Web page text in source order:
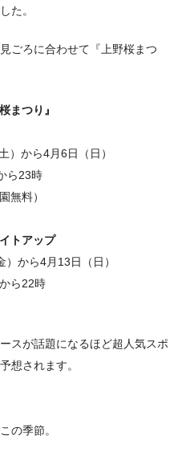
た。
ごろに合わせて『上野桜まつ
まつり』
）から4月6日（日）
ら23時
無料）
トアップ
から4月13日（日）
ら22時
スが話題になるほど超人気スポ
想されます。
の季節。